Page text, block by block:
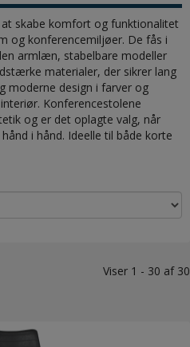
skabe komfort og funktionalitet
og konferencemiljøer. De fås i
armlæn, stabelbare modeller
materialer, der sikrer lang
moderne design i farver og
Konferencestolene
og er det oplagte valg, når
i hånd. Ideelle til både korte
Viser 1 - 30 af 30